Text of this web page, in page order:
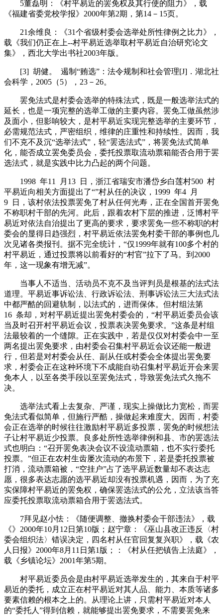
5董磊明：《村平易近的罢免权及其行使的阻力》，载
《福建省委党校学报》2000年第2期，第14－15页。
21余维良：《31个省级村委会选举处所性律例之比力》，
载《我们仍正在上--村平易近选举取村平易近自治研究论文
集》，西北大学出书社2003年版。
[3] 胡健。 遏制“贿选”：法令规制和社会管理[J]．湖北社
会科学，2005（5），23－26。
罢免法式是村委会选举的特殊法式，既是一般选举法式的
延长，也是一项完整的选举工做的主要内容。罢免工做虽然涉
及面小，但影响较大，是村平易近实现完整选举的主要环节，
必需规范法式，严密组织，维律的庄重性和持续性。因而，我
们不克不及沉“选举法式”，轻“罢选法式”，将罢免法式简单
化，能否成立罢免委员会，委托投票取流动票箱能否合用于罢
选法式，就是实践中比力凸起的两个问题。
1998 年11 月13 日，浙江省瑞安市潘岱乡白莲村500 村
平易近向相关方面提出了“”村从任的决议，1999 年4 月
9 日，该村依法投票罢免了村从任何光寿，正在全国首开罢免
不称职村干部的先河。此后，跟着农村下层的推进，泛博村平
易近对依法自治提出了更高的要求，要求罢免一些不称职的村
委会的显得日趋强烈，村平易近依法罢免村委干部的事例也几
次见诸各类报刊。据不完全统计，“仅1999年就有100多个村的
村平易近，通过投票将以前看好的“村官”拉下了马。到2000
年，这一现象有增无减”。
当事人不适当、活动员不克不及当评判员是根基的法式法
道理。平易近事诉讼法、行政诉讼法、刑事诉讼法三大法式法
中都严酷的回避轨制，以法式的，进而保体。但村组法第
16 条却，对村平易近提出罢免村委会的，“村平易近委员会该
当及时召开村平易近会议，投票表决罢免要求。”这条是村组
法最较着的一个缝隙。正在实践中，若是仅仅对村委会中一至
两名提出罢免要求，由村委会召集村平易近会议还能一般进
行，但若是对村委会从任、副从任或村委会全体提出罢免要
求，村委会正在这种环境下不成能自动召集村平易近开会来罢
免本人，以至各类手段以至罢免法式，导致罢免法式久拖不
决。
选举法式看上去复杂、严谨，现实上操做比力宽松，而罢
免法式看似简单，但施行严酷，操做起来难度大。因而，村委
会正在选举的时候往往激励村平易近多投票，罢免的时候想法
子让村平易近少投票。良多处所性选举律例和县、市的罢选法
式也明白：“召开罢免表决会议不设流动票箱，也不实行委托
投票。”但正在农村生齿屡次流动的布景下，若是委托投票被
打消，流动票箱被，“空挂户”占了选平易近数量却不表达志
愿，很多表达志愿的选平易近却没有投票机遇，因而，为了充
实保障村平易近的罢免权，确保罢选法式的公允，立法该当答
应委托投票取流动票箱合用于罢选法式。
7拜见赵小怯：《随便调整、撤换村委会干部违法》，载
《》2000年10月12日第10版；赵宁章：《巫山县改正违反〈村
委会组织法〉错误决定，四名村从任官回复复兴职》，载《农
人日报》2000年8月11日第1版；：《村从任把镇告上法庭》，
载《乡镇论坛》2001年第5期。
村平易近委员会是由村平易近选举发生的，其来自于村平
易近的委托，成立正在村平易近对其人品、能力、本质等诸多
要素信赖的根本之上的。从理论上讲，只需村平易近对本人
的“委托人”得到信赖，就能够提出罢免要求，不需要罢免来